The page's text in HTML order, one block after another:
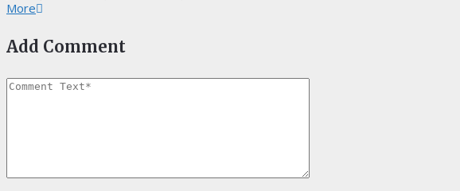
More
Add Comment